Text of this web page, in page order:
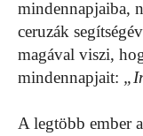
mindennapjaiba,
ceruzák
magával viszi,
mindennapjait:
A legtöbb ember